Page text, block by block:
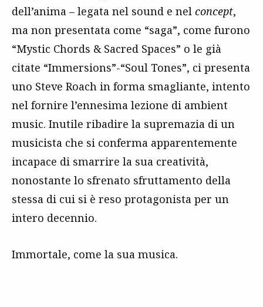
dell’anima – legata nel sound e nel concept,
ma non presentata come “saga”, come furono
“Mystic Chords & Sacred Spaces” o le già
citate “Immersions”-“Soul Tones”, ci presenta
uno Steve Roach in forma smagliante, intento
nel fornire l’ennesima lezione di ambient
music. Inutile ribadire la supremazia di un
musicista che si conferma apparentemente
incapace di smarrire la sua creatività,
nonostante lo sfrenato sfruttamento della
stessa di cui si è reso protagonista per un
intero decennio.
Immortale, come la sua musica.